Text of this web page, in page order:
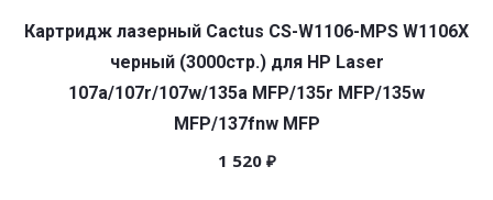
Картридж лазерный Cactus CS-W1106-MPS W1106X
черный (3000стр.) для HP Laser
107a/107r/107w/135a MFP/135r MFP/135w
MFP/137fnw MFP
1 520 ₽